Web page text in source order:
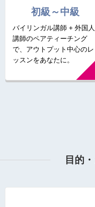
初級～中級
バイリンガル講師 + 外国人
講師のペアティーチング
で、アウトプット中心のレ
ッスンをあなたに。
目的